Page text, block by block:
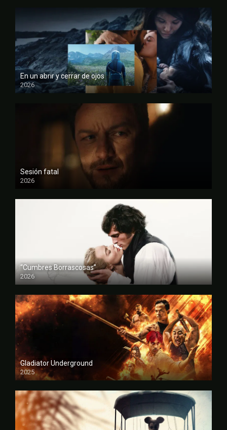
En un abrir y cerrar de ojos
2026
FULL HD
Sesión fatal
2026
FULL HD
“Cumbres Borrascosas”
2026
FULL HD
Gladiator Underground
2025
FULL HD